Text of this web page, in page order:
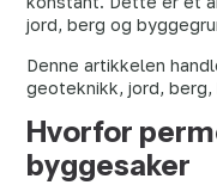
jord, berg og
Denne artikkelen
geoteknikk, jord, berg,
Hvorfor
byggesaker